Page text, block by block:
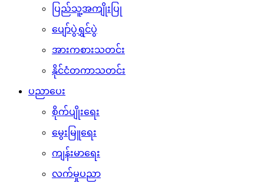
ပြည်သူ့အကျိုးပြု
ပျော်ပွဲရွှင်ပွဲ
အားကစားသတင်း
နိုင်ငံတကာသတင်း
ပညာပေး
စိုက်ပျိုးရေး
မွေးမြူရေး
ကျန်းမာရေး
လက်မှုပညာ